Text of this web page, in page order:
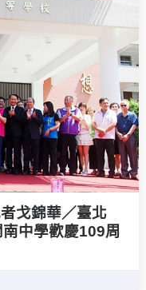
戈錦華／臺北
中學歡慶109周